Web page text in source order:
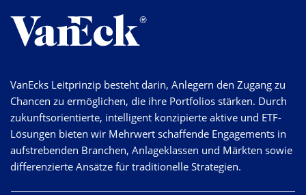
VanEcks Leitprinzip besteht darin, Anlegern den Zugang zu
Chancen zu ermöglichen, die ihre Portfolios stärken. Durch
zukunftsorientierte, intelligent konzipierte aktive und ETF-
Lösungen bieten wir Mehrwert schaffende Engagements in
aufstrebenden Branchen, Anlageklassen und Märkten sowie
differenzierte Ansätze für traditionelle Strategien.